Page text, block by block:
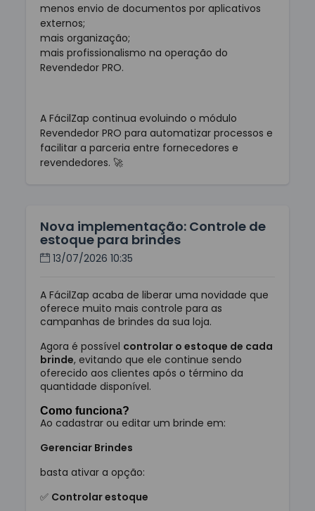
menos envio de documentos por aplicativos
externos;
mais organização;
mais profissionalismo na operação do
Revendedor PRO.
A FácilZap continua evoluindo o módulo
Revendedor PRO para automatizar processos e
facilitar a parceria entre fornecedores e
revendedores. 🚀
Nova implementação: Controle de
estoque para brindes
13/07/2026 10:35
A FácilZap acaba de liberar uma novidade que
oferece muito mais controle para as
campanhas de brindes da sua loja.
Agora é possível controlar o estoque de cada
brinde, evitando que ele continue sendo
oferecido aos clientes após o término da
quantidade disponível.
Como funciona?
Ao cadastrar ou editar um brinde em:
Gerenciar Brindes
basta ativar a opção:
✅ Controlar estoque